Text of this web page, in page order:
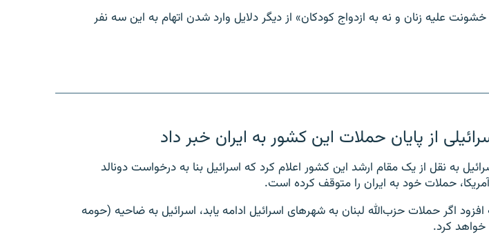
علیه زنان و نه به ازدواج کودکان» از دیگر دلایل وارد شدن اتهام به این سه نفر
از پایان حملات این کشور به ایران خبر داد
اسرائیل به نقل از یک مقام ارشد این کشور اعلام کرد که اسرائیل بنا به درخواست دونالد
حملات خود به ایران را متوقف کرده است.
اگر حملات حزب‌الله لبنان به شهرهای اسرائیل ادامه یابد، اسرائیل به ضاحیه (حومه
کرد.